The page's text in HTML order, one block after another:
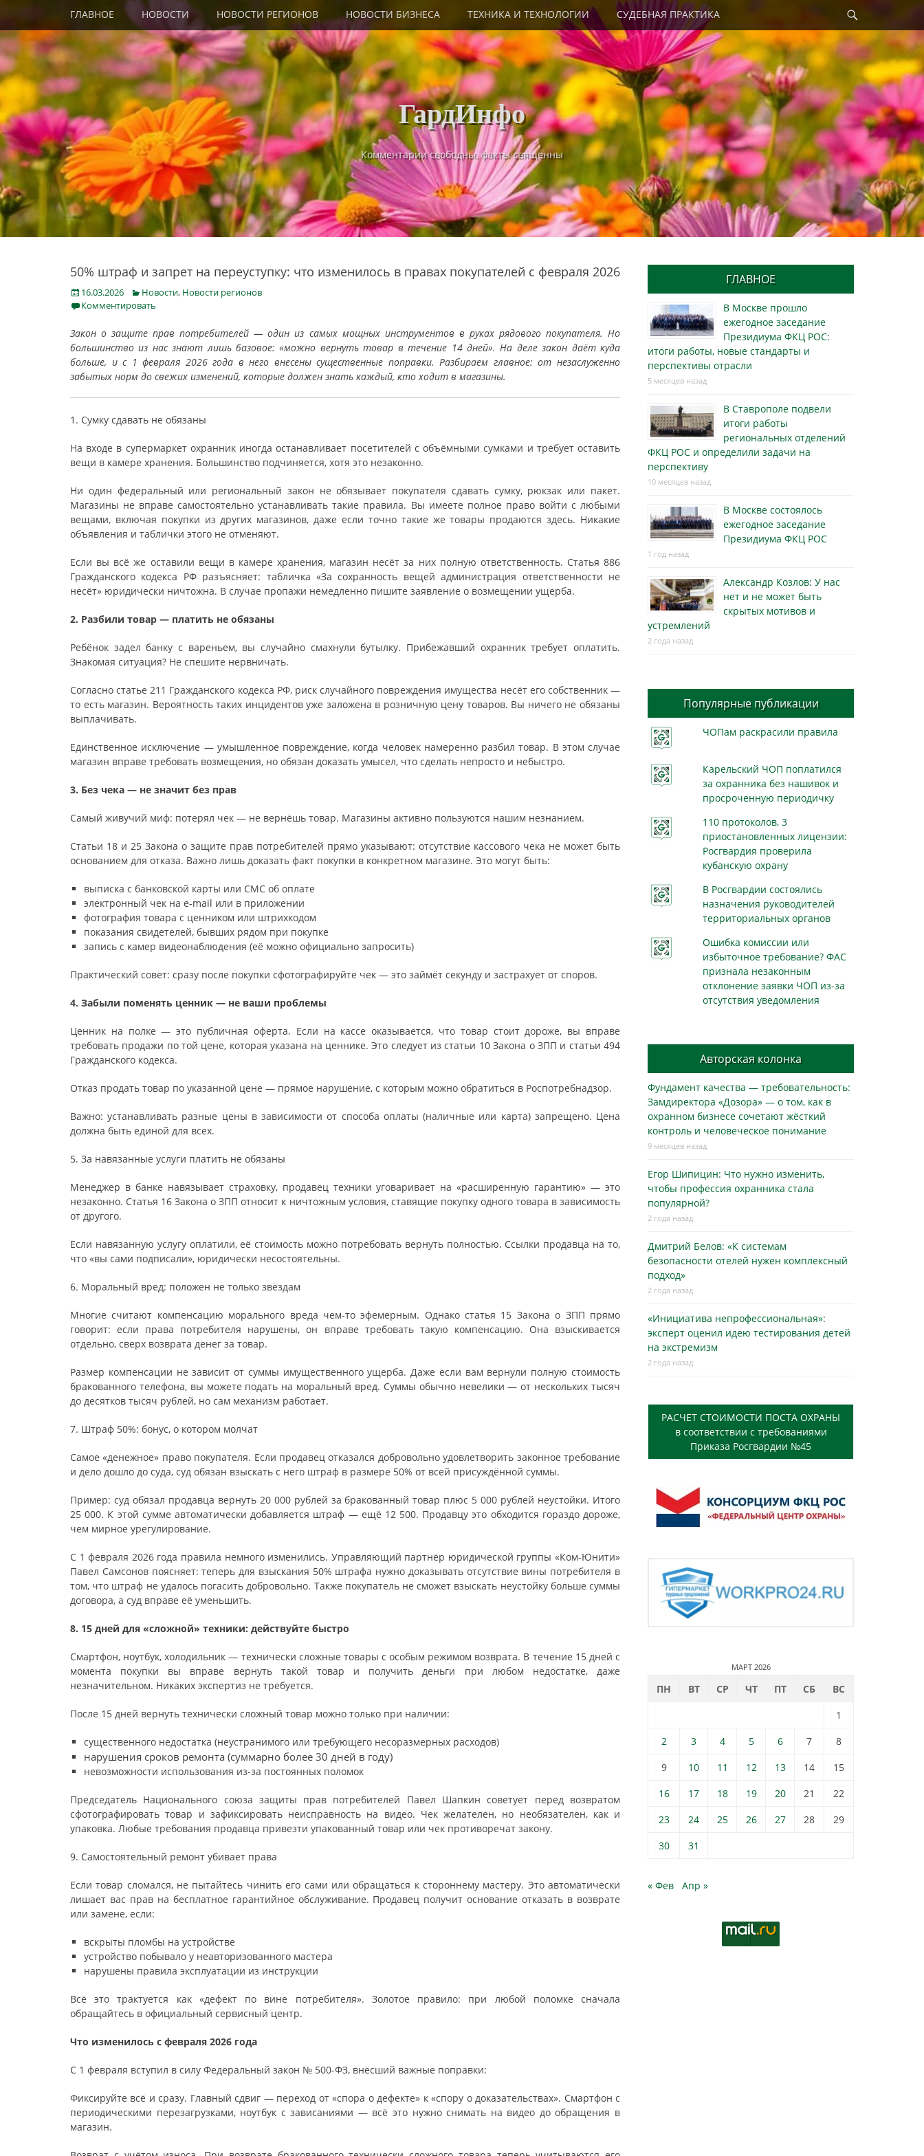
content
Primary Menu
ГЛАВНОЕ НОВОСТИ НОВОСТИ РЕГИОНОВ НОВОСТИ БИЗНЕСА ТЕХНИКА И ТЕХНОЛОГИИ СУДЕБНАЯ ПРАКТИКА
ГардИнфо
Комментарии свободны, факты священны
50% штраф и запрет на переуступку: что изменилось в правах покупателей с февраля 2026
Posted
on
16.03.2026 Categories
Новости, Новости регионов
Комментировать
Закон о защите прав потребителей — один из самых мощных инструментов в руках рядового покупателя. Но
большинство из нас знают лишь базовое: «можно вернуть товар в течение 14 дней». На деле закон даёт куда
больше, и с 1 февраля 2026 года в него внесены существенные поправки. Разбираем главное: от незаслуженно
забытых норм до свежих изменений, которые должен знать каждый, кто ходит в магазины.
1. Сумку сдавать не обязаны
На входе в супермаркет охранник иногда останавливает посетителей с объёмными сумками и требует оставить
вещи в камере хранения. Большинство подчиняется, хотя это незаконно.
Ни один федеральный или региональный закон не обязывает покупателя сдавать сумку, рюкзак или пакет.
Магазины не вправе самостоятельно устанавливать такие правила. Вы имеете полное право войти с любыми
вещами, включая покупки из других магазинов, даже если точно такие же товары продаются здесь. Никакие
объявления и таблички этого не отменяют.
Если вы всё же оставили вещи в камере хранения, магазин несёт за них полную ответственность. Статья 886
Гражданского кодекса РФ разъясняет: табличка «За сохранность вещей администрация ответственности не
несёт» юридически ничтожна. В случае пропажи немедленно пишите заявление о возмещении ущерба.
2. Разбили товар — платить не обязаны
Ребёнок задел банку с вареньем, вы случайно смахнули бутылку. Прибежавший охранник требует оплатить.
Знакомая ситуация? Не спешите нервничать.
Согласно статье 211 Гражданского кодекса РФ, риск случайного повреждения имущества несёт его собственник —
то есть магазин. Вероятность таких инцидентов уже заложена в розничную цену товаров. Вы ничего не обязаны
выплачивать.
Единственное исключение — умышленное повреждение, когда человек намеренно разбил товар. В этом случае
магазин вправе требовать возмещения, но обязан доказать умысел, что сделать непросто и небыстро.
3. Без чека — не значит без прав
Самый живучий миф: потерял чек — не вернёшь товар. Магазины активно пользуются нашим незнанием.
Статьи 18 и 25 Закона о защите прав потребителей прямо указывают: отсутствие кассового чека не может быть
основанием для отказа. Важно лишь доказать факт покупки в конкретном магазине. Это могут быть:
выписка с банковской карты или СМС об оплате
электронный чек на e-mail или в приложении
фотография товара с ценником или штрихкодом
показания свидетелей, бывших рядом при покупке
запись с камер видеонаблюдения (её можно официально запросить)
Практический совет: сразу после покупки сфотографируйте чек — это займёт секунду и застрахует от споров.
4. Забыли поменять ценник — не ваши проблемы
Ценник на полке — это публичная оферта. Если на кассе оказывается, что товар стоит дороже, вы вправе
требовать продажи по той цене, которая указана на ценнике. Это следует из статьи 10 Закона о ЗПП и статьи 494
Гражданского кодекса.
Отказ продать товар по указанной цене — прямое нарушение, с которым можно обратиться в Роспотребнадзор.
Важно: устанавливать разные цены в зависимости от способа оплаты (наличные или карта) запрещено. Цена
должна быть единой для всех.
5. За навязанные услуги платить не обязаны
Менеджер в банке навязывает страховку, продавец техники уговаривает на «расширенную гарантию» — это
незаконно. Статья 16 Закона о ЗПП относит к ничтожным условия, ставящие покупку одного товара в зависимость
от другого.
Если навязанную услугу оплатили, её стоимость можно потребовать вернуть полностью. Ссылки продавца на то,
что «вы сами подписали», юридически несостоятельны.
6. Моральный вред: положен не только звёздам
Многие считают компенсацию морального вреда чем-то эфемерным. Однако статья 15 Закона о ЗПП прямо
говорит: если права потребителя нарушены, он вправе требовать такую компенсацию. Она взыскивается
отдельно, сверх возврата денег за товар.
Размер компенсации не зависит от суммы имущественного ущерба. Даже если вам вернули полную стоимость
бракованного телефона, вы можете подать на моральный вред. Суммы обычно невелики — от нескольких тысяч
до десятков тысяч рублей, но сам механизм работает.
7. Штраф 50%: бонус, о котором молчат
Самое «денежное» право покупателя. Если продавец отказался добровольно удовлетворить законное требование
и дело дошло до суда, суд обязан взыскать с него штраф в размере 50% от всей присуждённой суммы.
Пример: суд обязал продавца вернуть 20 000 рублей за бракованный товар плюс 5 000 рублей неустойки. Итого
25 000. К этой сумме автоматически добавляется штраф — ещё 12 500. Продавцу это обходится гораздо дороже,
чем мирное урегулирование.
С 1 февраля 2026 года правила немного изменились. Управляющий партнёр юридической группы «Ком-Юнити»
Павел Самсонов поясняет: теперь для взыскания 50% штрафа нужно доказывать отсутствие вины потребителя в
том, что штраф не удалось погасить добровольно. Также покупатель не сможет взыскать неустойку больше суммы
договора, а суд вправе её уменьшить.
8. 15 дней для «сложной» техники: действуйте быстро
Смартфон, ноутбук, холодильник — технически сложные товары с особым режимом возврата. В течение 15 дней с
момента покупки вы вправе вернуть такой товар и получить деньги при любом недостатке, даже
незначительном. Никаких экспертиз не требуется.
После 15 дней вернуть технически сложный товар можно только при наличии:
существенного недостатка (неустранимого или требующего несоразмерных расходов)
нарушения сроков ремонта (суммарно более 30 дней в году)
невозможности использования из-за постоянных поломок
Председатель Национального союза защиты прав потребителей Павел Шапкин советует перед возвратом
сфотографировать товар и зафиксировать неисправность на видео. Чек желателен, но необязателен, как и
упаковка. Любые требования продавца привезти упакованный товар или чек противоречат закону.
9. Самостоятельный ремонт убивает права
Если товар сломался, не пытайтесь чинить его сами или обращаться к стороннему мастеру. Это автоматически
лишает вас прав на бесплатное гарантийное обслуживание. Продавец получит основание отказать в возврате
или замене, если:
вскрыты пломбы на устройстве
устройство побывало у неавторизованного мастера
нарушены правила эксплуатации из инструкции
Всё это трактуется как «дефект по вине потребителя». Золотое правило: при любой поломке сначала
обращайтесь в официальный сервисный центр.
Что изменилось с февраля 2026 года
С 1 февраля вступил в силу Федеральный закон № 500-ФЗ, внёсший важные поправки:
Фиксируйте всё и сразу. Главный сдвиг — переход от «спора о дефекте» к «спору о доказательствах». Смартфон с
периодическими перезагрузками, ноутбук с зависаниями — всё это нужно снимать на видео до обращения в
магазин.
ГЛАВНОЕ
В Москве прошло
ежегодное заседание
Президиума ФКЦ РОС:
итоги работы, новые стандарты и
перспективы отрасли
5 месяцев назад
В Ставрополе подвели
итоги работы
региональных отделений
ФКЦ РОС и определили задачи на
перспективу
10 месяцев назад
В Москве состоялось
ежегодное заседание
Президиума ФКЦ РОС
1 год назад
Александр Козлов: У нас
нет и не может быть
скрытых мотивов и
устремлений
2 года назад
Популярные публикации
ЧОПам раскрасили правила
Карельский ЧОП поплатился
за охранника без нашивок и
просроченную периодичку
110 протоколов, 3
приостановленных лицензии:
Росгвардия проверила
кубанскую охрану
В Росгвардии состоялись
назначения руководителей
территориальных органов
Ошибка комиссии или
избыточное требование? ФАС
признала незаконным
отклонение заявки ЧОП из-за
отсутствия уведомления
Авторская колонка
Фундамент качества — требовательность:
Замдиректора «Дозора» — о том, как в
охранном бизнесe сочетают жёсткий
контроль и человеческое понимание
9 месяцев назад
Егор Шипицин: Что нужно изменить,
чтобы профессия охранника стала
популярной?
2 года назад
Дмитрий Белов: «К системам
безопасности отелей нужен комплексный
подход»
2 года назад
«Инициатива непрофессиональная»:
эксперт оценил идею тестирования детей
на экстремизм
2 года назад
РАСЧЕТ СТОИМОСТИ ПОСТА ОХРАНЫ
в соответствии с требованиями
Приказа Росгвардии №45
МАРТ 2026
ПН ВТ СР ЧТ ПТ СБ
ВС
1
2
3 4 5 6 7
8
9
10 11 12 13 14
15
16
17 18 19 20 21
22
23
24 25 26 27 28
29
30
31
« Фев Апр »